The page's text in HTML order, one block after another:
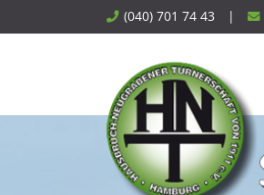
to
(040) 701 74 43 |